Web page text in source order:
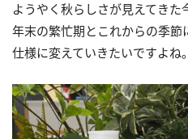
ようやく秋らしさが見えてきた
年末の繁忙期とこれからの季
仕様に変えていきたいですよね。